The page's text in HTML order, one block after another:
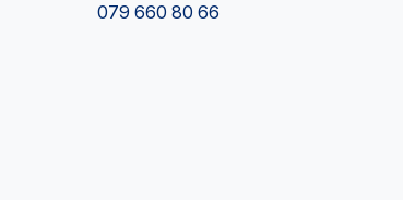
079 660 80 66